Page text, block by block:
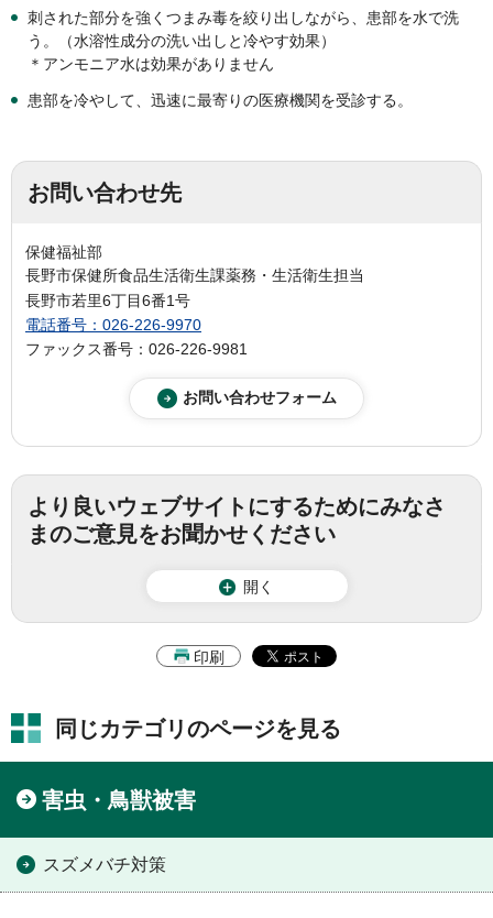
刺された部分を強くつまみ毒を絞り出しながら、患部を水で洗
う。（水溶性成分の洗い出しと冷やす効果）
＊アンモニア水は効果がありません
患部を冷やして、迅速に最寄りの医療機関を受診する。
お問い合わせ先
保健福祉部
長野市保健所食品生活衛生課薬務・生活衛生担当
長野市若里6丁目6番1号
電話番号：026-226-9970
ファックス番号：026-226-9981
より良いウェブサイトにするためにみなさ
まのご意見をお聞かせください
開く
印刷
同じカテゴリのページを見る
害虫・鳥獣被害
スズメバチ対策